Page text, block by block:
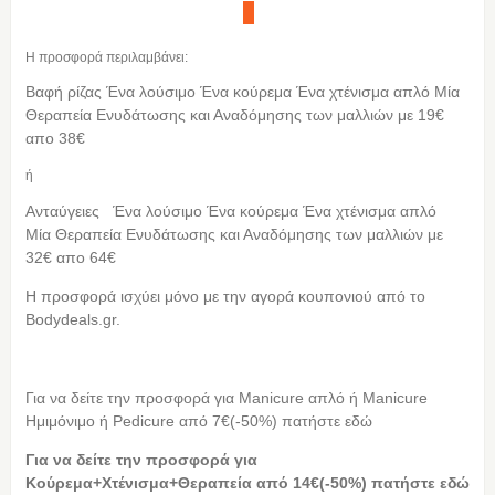
Η προσφορά περιλαμβάνει:
Bαφή ρίζας Ένα λούσιμο Ένα κούρεμα Ένα χτένισμα απλό Μία
Θεραπεία Ενυδάτωσης και Αναδόμησης των μαλλιών με 19€
απο 38€
ή
Ανταύγειες Ένα λούσιμο Ένα κούρεμα Ένα χτένισμα απλό
Μία Θεραπεία Ενυδάτωσης και Αναδόμησης των μαλλιών με
32€ απο 64€
Η προσφορά ισχύει μόνο με την αγορά κουπονιού από τo
Bodydeals.gr.
Για να δείτε την προσφορά για Manicure απλό ή Manicure
Ημιμόνιμο ή Pedicure από 7€(-50%) πατήστε εδώ
Για να δείτε την προσφορά για
Κούρεμα+Χτένισμα+Θεραπεία από 14€(-50%) πατήστε εδώ